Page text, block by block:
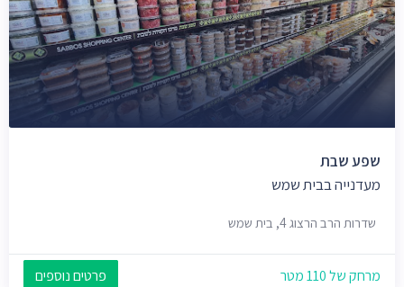
שפע שבת
מעדנייה בבית שמש
שדרות הרב הרצוג 4, בית שמש
מרחק של 110 מטר פרטים נוספים